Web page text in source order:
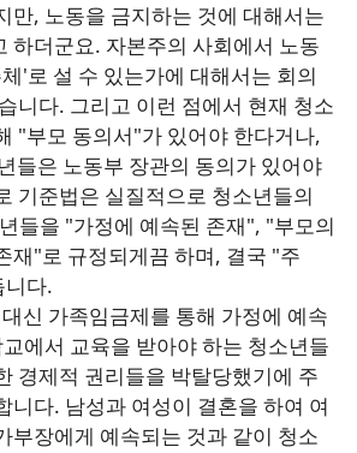
만, 노동을 금지하는 것에 대해서는
하더군요. 자본주의 사회에서 노동
'로 설 수 있는가에 대해서는 회의
니다. 그리고 이런 점에서 현재 청소
"부모 동의서"가 있어야 한다거나,
들은 노동부 장관의 동의가 있어야
기준법은 실질적으로 청소년들의
들을 "가정에 예속된 존재", "부모의
재"로 규정되게끔 하며, 결국 "주
니다.
신 가족임금제를 통해 가정에 예속
에서 교육을 받아야 하는 청소년들
경제적 권리들을 박탈당했기에 주
니다. 남성과 여성이 결혼을 하여 여
부장에게 예속되는 것과 같이 청소